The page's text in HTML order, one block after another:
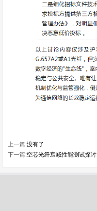
上一篇:没有了
下一篇:空芯光纤衰减性能测试探讨